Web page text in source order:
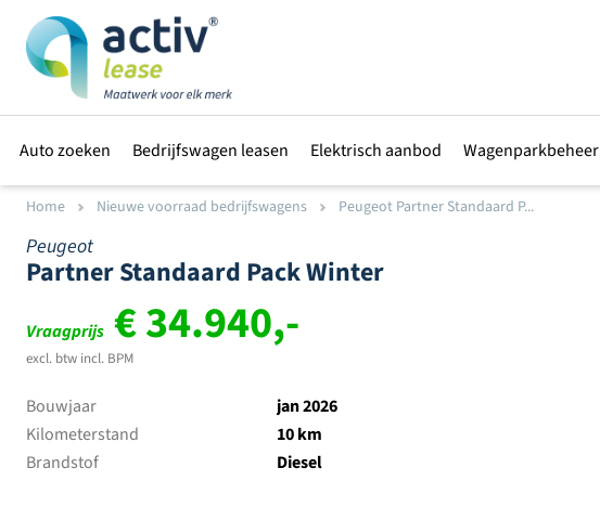
Auto zoeken Bedrijfswagen leasen Elektrisch aanbod Wagenparkbeheer
Home Nieuwe voorraad bedrijfswagens Peugeot Partner Standaard P...
Peugeot
Partner Standaard Pack Winter
Vraagprijs € 34.940,-
excl. btw incl. BPM
Bouwjaar
jan 2026
Kilometerstand
10 km
Brandstof
Diesel